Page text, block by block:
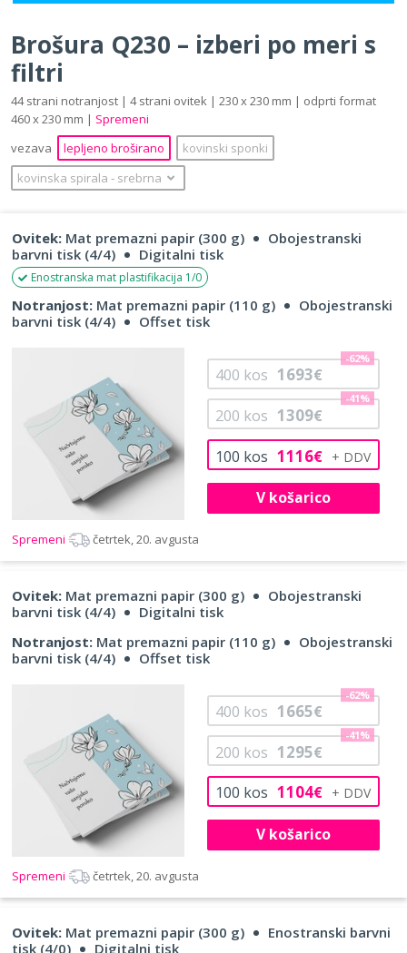
Brošura Q230 – izberi po meri s
filtri
44 strani notranjost | 4 strani ovitek | 230 x 230 mm | odprti format
460 x 230 mm | Spremeni
vezava
lepljeno broširano
kovinski sponki
kovinska spirala ‐ srebrna
Ovitek: Mat premazni papir (300 g)
Obojestranski
barvni tisk (4/4)
Digitalni tisk
Enostranska mat plastifikacija 1/0
Notranjost: Mat premazni papir (110 g)
Obojestranski
barvni tisk (4/4)
Offset tisk
100 kos 1116€
200 kos 1309€
-41%
400 kos 1693€
-62%
V košarico
Spremeni četrtek, 20. avgusta
Ovitek: Mat premazni papir (300 g)
Obojestranski
barvni tisk (4/4)
Digitalni tisk
Notranjost: Mat premazni papir (110 g)
Obojestranski
barvni tisk (4/4)
Offset tisk
100 kos 1104€
200 kos 1295€
-41%
400 kos 1665€
-62%
V košarico
Spremeni četrtek, 20. avgusta
Ovitek: Mat premazni papir (300 g)
Enostranski barvni
tisk (4/0)
Digitalni tisk